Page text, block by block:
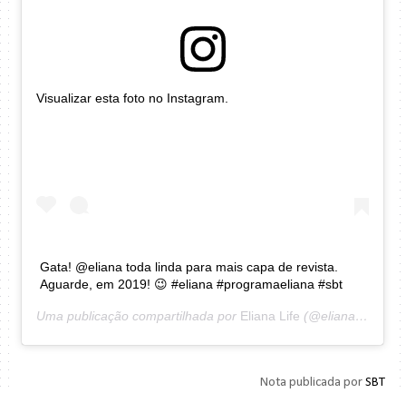
Visualizar esta foto no Instagram.
Gata! @eliana toda linda para mais capa de revista.
Aguarde, em 2019! 😉 #eliana #programaeliana #sbt
Uma publicação compartilhada por Eliana Life (@elianalifefc) em
Nota publicada por SBT